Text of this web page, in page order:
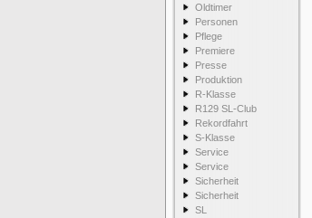
Oldtimer
Personen
Pflege
Premiere
Presse
Produktion
R-Klasse
R129 SL-Club
Rekordfahrt
S-Klasse
Service
Service
Sicherheit
Sicherheit
SL